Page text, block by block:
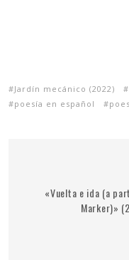
Jardín mecánico (2022)
poesía en español
«Vuelta e ida (a
Marker)»